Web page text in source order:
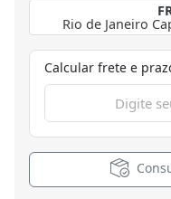
Calcular frete e